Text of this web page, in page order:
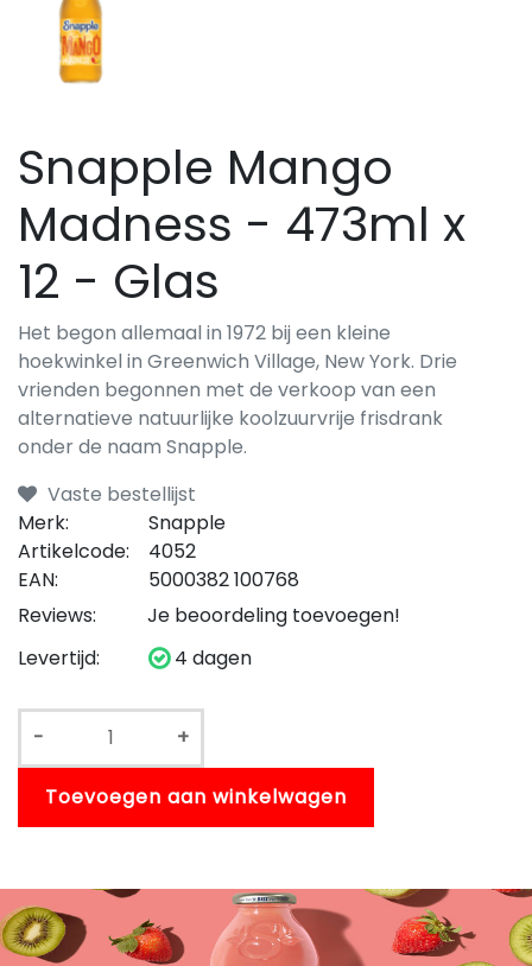
Snapple Mango
Madness - 473ml x
12 - Glas
Het begon allemaal in 1972 bij een kleine
hoekwinkel in Greenwich Village, New York. Drie
vrienden begonnen met de verkoop van een
alternatieve natuurlijke koolzuurvrije frisdrank
onder de naam Snapple.
Vaste bestellijst
Merk:
Snapple
Artikelcode:
4052
EAN:
5000382 100768
Reviews:
Je beoordeling toevoegen!
Levertijd:
4 dagen
- +
Toevoegen aan winkelwagen